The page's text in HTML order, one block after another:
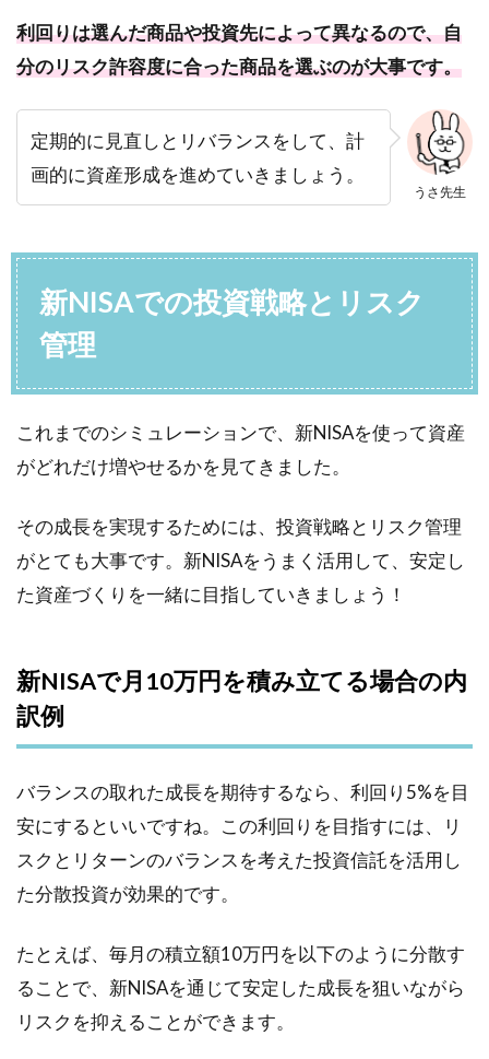
利回りは選んだ商品や投資先によって異なるので、自
分のリスク許容度に合った商品を選ぶのが大事です。
うさ先生
定期的に見直しとリバランスをして、計
画的に資産形成を進めていきましょう。
新NISAでの投資戦略とリスク
管理
これまでのシミュレーションで、新NISAを使って資産
がどれだけ増やせるかを見てきました。
その成長を実現するためには、投資戦略とリスク管理
がとても大事です。新NISAをうまく活用して、安定し
た資産づくりを一緒に目指していきましょう！
新NISAで月10万円を積み立てる場合の内
訳例
バランスの取れた成長を期待するなら、利回り5%を目
安にするといいですね。この利回りを目指すには、リ
スクとリターンのバランスを考えた投資信託を活用し
た分散投資が効果的です。
たとえば、毎月の積立額10万円を以下のように分散す
ることで、新NISAを通じて安定した成長を狙いながら
リスクを抑えることができます。